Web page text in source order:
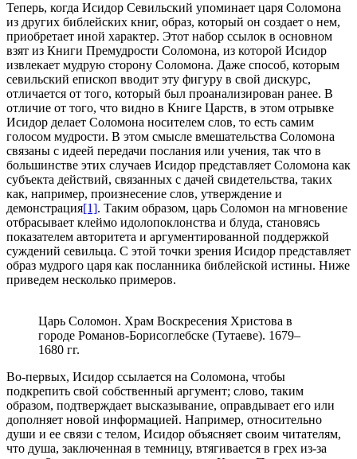
Теперь, когда Исидор Севильский упоминает царя Соломона
из других библейских книг, образ, который он создает о нем,
приобретает иной характер. Этот набор ссылок в основном
взят из Книги Премудрости Соломона, из которой Исидор
извлекает мудрую сторону Соломона. Даже способ, которым
севильский епископ вводит эту фигуру в свой дискурс,
отличается от того, который был проанализирован ранее. В
отличие от того, что видно в Книге Царств, в этом отрывке
Исидор делает Соломона носителем слов, то есть самим
голосом мудрости. В этом смысле вмешательства Соломона
связаны с идеей передачи послания или учения, так что в
большинстве этих случаев Исидор представляет Соломона как
субъекта действий, связанных с дачей свидетельства, таких
как, например, произнесение слов, утверждение и
демонстрация[1]. Таким образом, царь Соломон на мгновение
отбрасывает клеймо идолопоклонства и блуда, становясь
показателем авторитета и аргументированной поддержкой
суждений севильца. С этой точки зрения Исидор представляет
образ мудрого царя как посланника библейской истины. Ниже
приведем несколько примеров.
Царь Соломон. Храм Воскресения Христова в
городе Романов-Борисоглебске (Тутаеве). 1679–
1680 гг.
Во-первых, Исидор ссылается на Соломона, чтобы
подкрепить свой собственный аргумент; слово, таким
образом, подтверждает высказывание, оправдывает его или
дополняет новой информацией. Например, относительно
души и ее связи с телом, Исидор объясняет своим читателям,
что душа, заключенная в темницу, втягивается в грех из-за